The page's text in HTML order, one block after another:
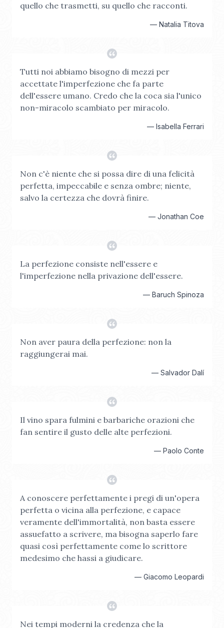
quello che trasmetti, su quello che racconti.
— Natalia Titova
Tutti noi abbiamo bisogno di mezzi per
accettate l'imperfezione che fa parte
dell'essere umano. Credo che la coca sia l'unico
non-miracolo scambiato per miracolo.
— Isabella Ferrari
Non c'è niente che si possa dire di una felicità
perfetta, impeccabile e senza ombre; niente,
salvo la certezza che dovrà finire.
— Jonathan Coe
La perfezione consiste nell'essere e
l'imperfezione nella privazione dell'essere.
— Baruch Spinoza
Non aver paura della perfezione: non la
raggiungerai mai.
— Salvador Dalí
Il vino spara fulmini e barbariche orazioni che
fan sentire il gusto delle alte perfezioni.
— Paolo Conte
A conoscere perfettamente i pregi di un'opera
perfetta o vicina alla perfezione, e capace
veramente dell'immortalità, non basta essere
assuefatto a scrivere, ma bisogna saperlo fare
quasi così perfettamente come lo scrittore
medesimo che hassi a giudicare.
— Giacomo Leopardi
Nei tempi moderni la credenza che la